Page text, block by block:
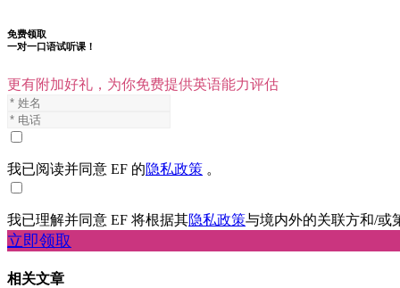
免费领取
一对一口语试听课！
更有附加好礼，为你免费提供英语能力评估
我已阅读并同意 EF 的隐私政策 。
我已理解并同意 EF 将根据其隐私政策与境内外的关联方和/或
立即领取
相关文章